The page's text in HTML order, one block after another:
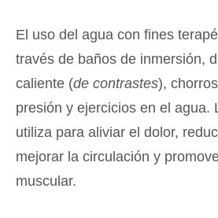
El uso del agua con fines
través de baños de inmersión,
caliente (de contrastes),
presión y ejercicios en el agua.
utiliza para aliviar el dolor,
mejorar la circulación y
muscular.